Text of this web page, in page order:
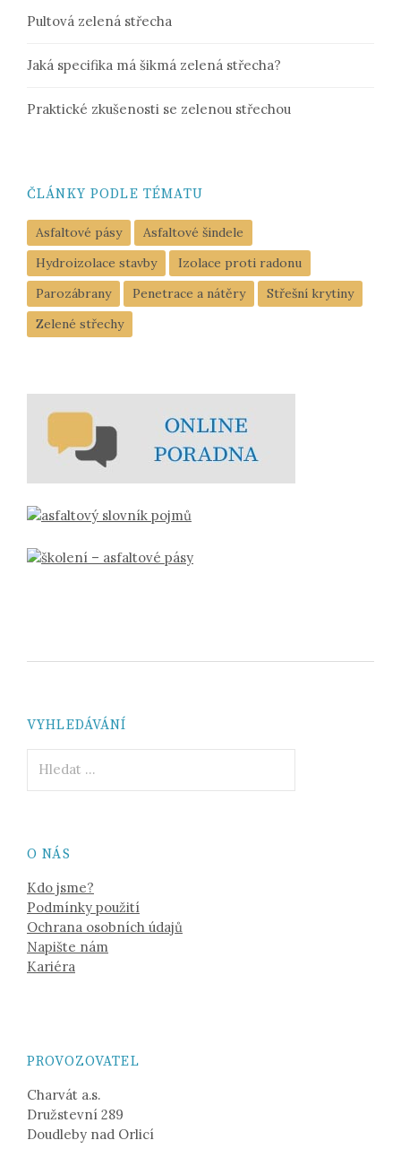
Pultová zelená střecha
Jaká specifika má šikmá zelená střecha?
Praktické zkušenosti se zelenou střechou
ČLÁNKY PODLE TÉMATU
Asfaltové pásy
Asfaltové šindele
Hydroizolace stavby
Izolace proti radonu
Parozábrany
Penetrace a nátěry
Střešní krytiny
Zelené střechy
VYHLEDÁVÁNÍ
O NÁS
Kdo jsme?
Podmínky použití
Ochrana osobních údajů
Napište nám
Kariéra
PROVOZOVATEL
Charvát a.s.
Družstevní 289
Doudleby nad Orlicí